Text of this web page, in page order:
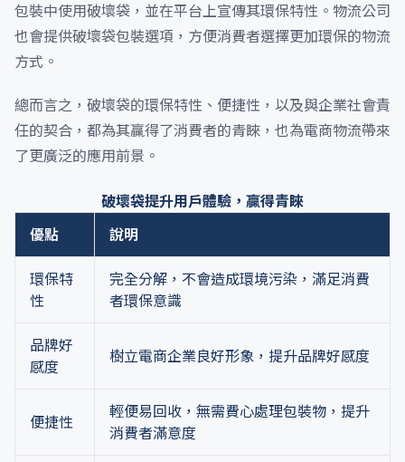
包裝中使用破壞袋，並在平台上宣傳其環保特性。物流公司
也會提供破壞袋包裝選項，方便消費者選擇更加環保的物流
方式。
總而言之，破壞袋的環保特性、便捷性，以及與企業社會責
任的契合，都為其贏得了消費者的青睞，也為電商物流帶來
了更廣泛的應用前景。
破壞袋提升用戶體驗，贏得青睞
優點
說明
環保特
性
完全分解，不會造成環境污染，滿足消費
者環保意識
品牌好
感度
樹立電商企業良好形象，提升品牌好感度
便捷性
輕便易回收，無需費心處理包裝物，提升
消費者滿意度